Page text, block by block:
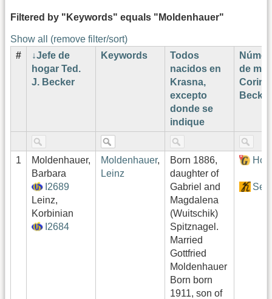
Filtered by "Keywords" equals "Moldenhauer"
Show all (remove filter/sort)
#
Jefe de
hogar Ted.
J. Becker
Keywords
Todos
nacidos en
Krasna,
excepto
donde se
indique
de
1
Moldenhauer,
Barbara
I2689
Leinz,
Korbinian
I2684
Moldenhauer,
Leinz
Born 1886,
daughter of
Gabriel and
Magdalena
(Wuitschik)
Spitznagel.
Married
Gottfried
Moldenhauer
Born born
1911, son of